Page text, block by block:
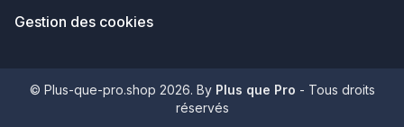
Gestion des cookies
© Plus-que-pro.shop 2026. By Plus que Pro - Tous droits
réservés